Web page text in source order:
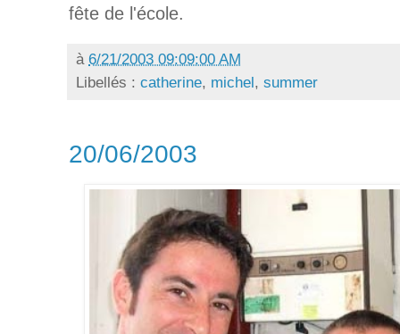
fête de l'école.
à 6/21/2003 09:09:00 AM
Libellés : catherine, michel , summer
20/06/2003